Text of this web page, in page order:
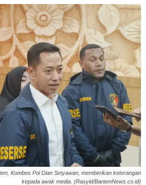
Kombes Pol Dian Setyawan, memberikan keterangan
kepada awak media. (Rasyid/BantenNews.co.id)